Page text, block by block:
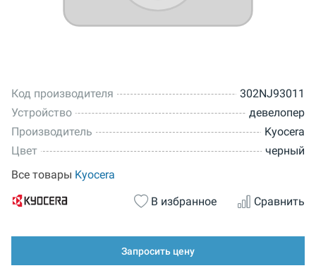
Код производителя
302NJ93011
Устройство
девелопер
Производитель
Kyocera
Цвет
черный
Все товары Kyocera
В избранное
Сравнить
Запросить цену